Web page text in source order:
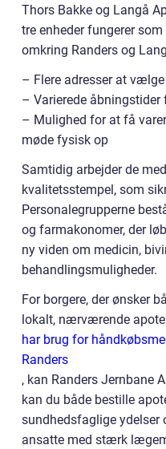
Thors Bakke og Langå
tre enheder fungerer
omkring Randers og
– Flere adresser at
– Varierede
– Mulighed for at få
møde fysisk op
Samtidig arbejder de
kvalitetsstempel, som
Personalegrupperne
og farmakonomer, der
ny viden om medicin,
behandlingsmuligheder.
For borgere, der ønsker
lokalt, nærværende
har brug for
Randers
, kan Randers Jernbane
kan du både bestille
sundhedsfaglige ydelser
ansatte med stærk